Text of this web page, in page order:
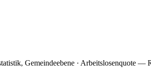
Gemeindeebene · Arbeitslosenquote —